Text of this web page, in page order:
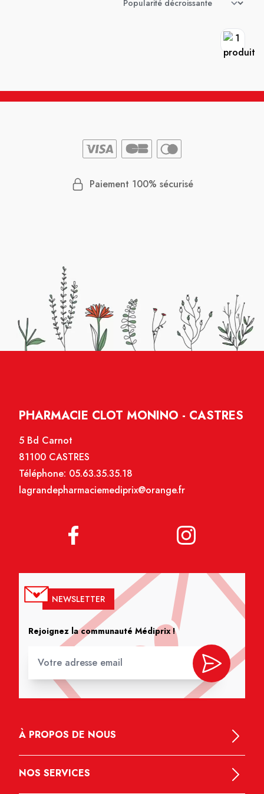
Paiement 100% sécurisé
PHARMACIE CLOT MONINO - CASTRES
5 Bd Carnot
81100 CASTRES
Téléphone: 05.63.35.35.18
lagrandepharmaciemediprix@orange.fr
NEWSLETTER
Rejoignez la communauté Médiprix !
À PROPOS DE NOUS
NOS SERVICES